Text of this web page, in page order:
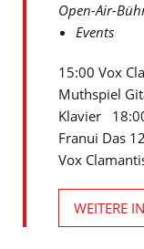
Open-Air-
Events
15:00 Vox
Muthspiel
Klavier
Franui Das
Vox
WEITERE